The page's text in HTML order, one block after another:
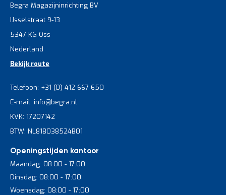
Begra Magazijninrichting BV
IJsselstraat 9-13
5347 KG Oss
Nederland
Bekijk route
Telefoon: +31 (0) 412 667 650
E-mail: info@begra.nl
KVK: 17207142
BTW: NL818038524B01
Openingstijden kantoor
Maandag: 08:00 - 17:00
Dinsdag: 08:00 - 17:00
Woensdag: 08:00 - 17:00